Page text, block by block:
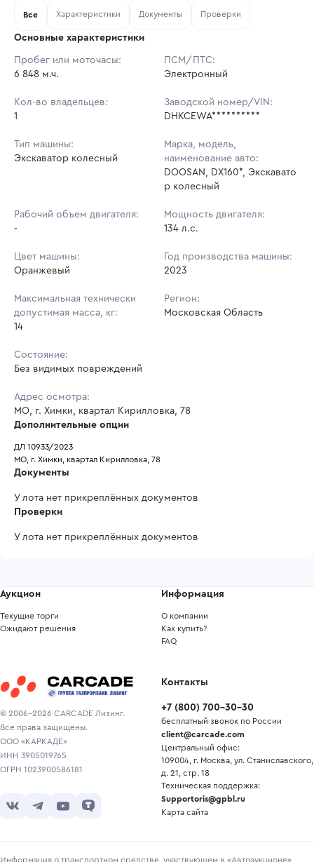
Тип аукциона: Открытые торги
Шаг торгов: 103 563 ₽
Кол-во ставок:
Ставок не найдено
в аукционах
Все Характеристики Документы Проверки
Основные характеристики
Пробег или моточасы:
6 848 м.ч.
ПСМ/ПТС:
Электронный
Кол-во владельцев:
1
Заводской номер/VIN:
DHKCEWA**********
Тип машины:
Экскаватор колесный
Марка, модель,
наименование авто:
DOOSAN, DX160*, Экскавато
р колесный
Рабочий объем двигателя:
-
Мощность двигателя:
134 л.с.
Цвет машины:
Оранжевый
Год производства машины:
2023
Максимальная технически
допустимая масса, кг:
14
Регион:
Московская Область
Состояние:
Без видимых повреждений
Адрес осмотра:
МО, г. Химки, квартал Кирилловка, 78
Дополнительные опции
ДЛ 10933/2023
МО, г. Химки, квартал Кирилловка, 78
Документы
У лота нет прикреплённых документов
Проверки
У лота нет прикреплённых документов
© 2006-2026 CARCADE Лизинг.
Все права защищены.
ООО «КАРКАДЕ»
ИНН 3905019765
ОГРН 1023900586181
Аукцион
Текущие торги
Ожидают решения
Информация
О компании
Как купить?
FAQ
Контакты
+7 (800) 700-30-30
бесплатный звонок по России
client@carcade.com
Центральный офис:
109004, г. Москва, ул. Станиславского,
д. 21, стр. 18
Техническая поддержка:
Supportoris@gpbl.ru
Карта сайта
Информация о транспортном средстве, участвующем в «Автоаукционе»,